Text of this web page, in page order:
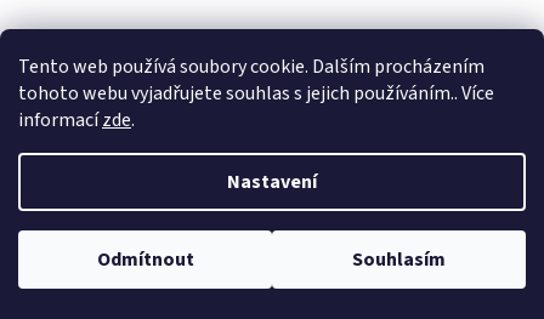
Tento web používá soubory cookie. Dalším procházením
tohoto webu vyjadřujete souhlas s jejich používáním.. Více
informacízde.
Nastavení
Odmítnout Souhlasím